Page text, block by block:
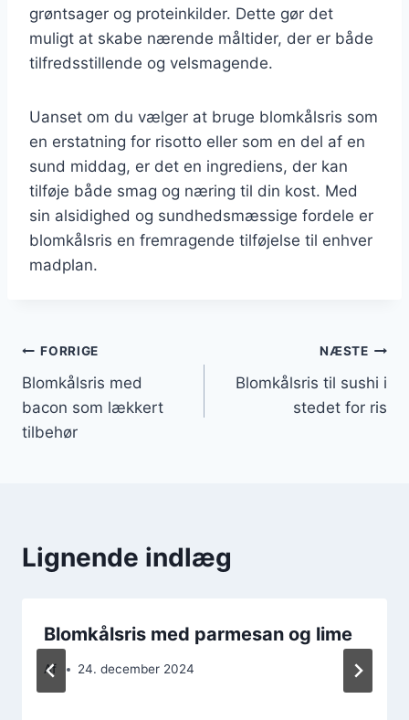
grøntsager og proteinkilder. Dette gør det
muligt at skabe nærende måltider, der er både
tilfredsstillende og velsmagende.
Uanset om du vælger at bruge blomkålsris som
en erstatning for risotto eller som en del af en
sund middag, er det en ingrediens, der kan
tilføje både smag og næring til din kost. Med
sin alsidighed og sundhedsmæssige fordele er
blomkålsris en fremragende tilføjelse til enhver
madplan.
Indlægsnavigation
FORRIGE
Blomkålsris med
bacon som lækkert
tilbehør
NÆSTE
Blomkålsris til sushi i
stedet for ris
Lignende indlæg
Blomkålsris med parmesan og lime
Af 24. december 2024